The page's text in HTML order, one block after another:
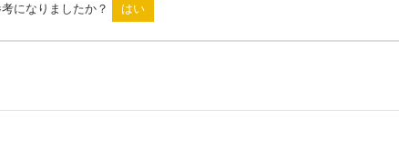
になりましたか？